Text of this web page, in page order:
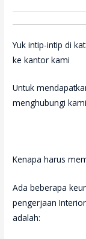
Yuk intip-intip di
ke kantor kami
Untuk
menghubungi
Kenapa harus
Ada beberapa
pengerjaan
adalah: